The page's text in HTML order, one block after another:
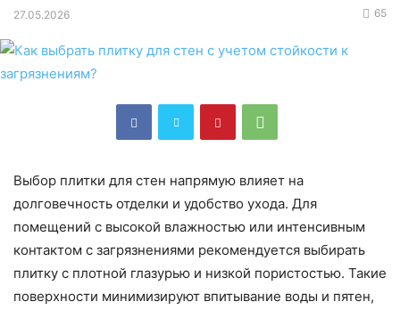
27.05.2026 65
Выбор плитки для стен напрямую влияет на
долговечность отделки и удобство ухода. Для
помещений с высокой влажностью или интенсивным
контактом с загрязнениями рекомендуется выбирать
плитку с плотной глазурью и низкой пористостью. Такие
поверхности минимизируют впитывание воды и пятен,